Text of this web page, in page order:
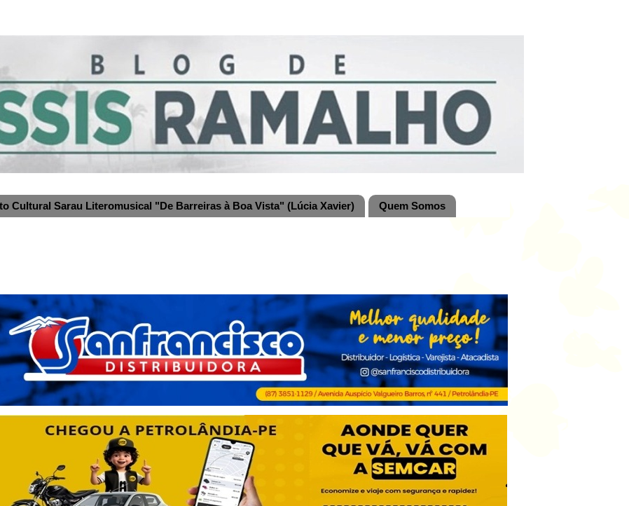
Cultural Sarau Literomusical "De Barreiras à Boa Vista" (Lúcia Xavier) Quem Somos